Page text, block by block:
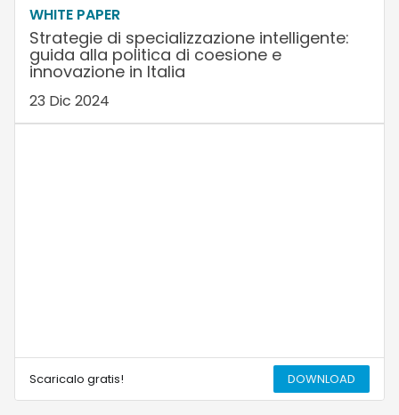
WHITE PAPER
Strategie di specializzazione intelligente:
guida alla politica di coesione e
innovazione in Italia
23 Dic 2024
Scaricalo gratis! DOWNLOAD